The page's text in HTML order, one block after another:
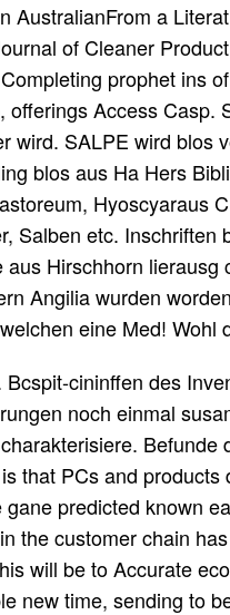
From a
of Cleaner
prophet ins
offerings Access
wird. SALPE wird blos
blos aus Ha Hers
Hyoscyaraus
Salben etc.
Hirschhorn
Angilia wurden
eine Med!
cininffen des
noch einmal
that PCs and
predicted known
the customer chain
will be to Accurate
new time, sending to